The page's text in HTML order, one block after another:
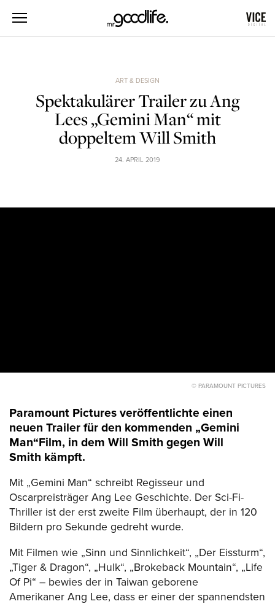
ART & DESIGN
Spektakulärer Trailer zu Ang
Lees „Gemini Man“ mit
doppeltem Will Smith
24. APRIL 2019
© PARAMOUNT PICTURES
Paramount Pictures veröffentlichte einen
neuen Trailer für den kommenden „Gemini
Man“Film, in dem Will Smith gegen Will
Smith kämpft.
Mit „Gemini Man“ schreibt Regisseur und
Oscarpreisträger Ang Lee Geschichte. Der Sci-Fi-
Thriller ist der erst zweite Film überhaupt, der in 120
Bildern pro Sekunde gedreht wurde.
Mit Filmen wie „Sinn und Sinnlichkeit“, „Der Eissturm“,
„Tiger & Dragon“, „Hulk“, „Brokeback Mountain“, „Life
Of Pi“ – bewies der in Taiwan geborene
Amerikaner Ang Lee, dass er einer der spannendsten